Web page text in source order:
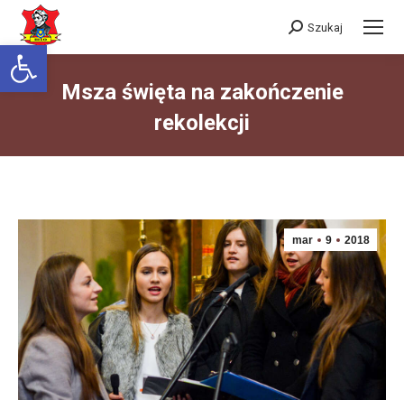
Otwórz pasek narzędzi
Szukaj:
Szukaj
Msza święta na zakończenie
rekolekcji
mar 9 2018